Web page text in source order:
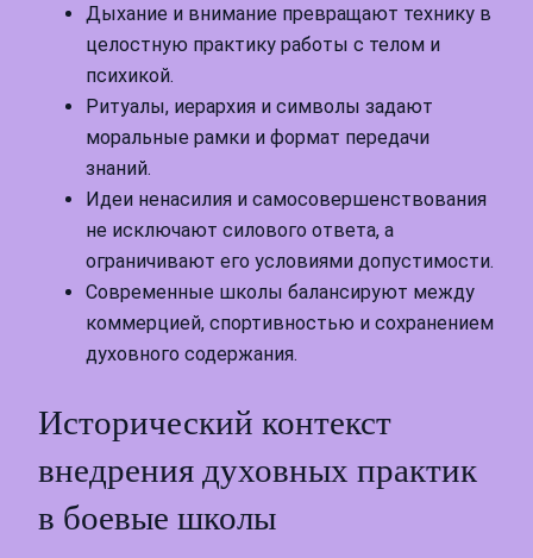
Дыхание и внимание превращают технику в
целостную практику работы с телом и
психикой.
Ритуалы, иерархия и символы задают
моральные рамки и формат передачи
знаний.
Идеи ненасилия и самосовершенствования
не исключают силового ответа, а
ограничивают его условиями допустимости.
Современные школы балансируют между
коммерцией, спортивностью и сохранением
духовного содержания.
Исторический контекст
внедрения духовных практик
в боевые школы